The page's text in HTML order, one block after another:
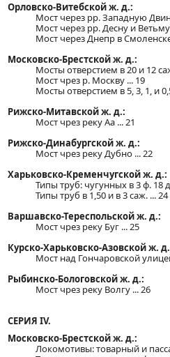
Орловско-Витебской ж. д.:
Мост через рр. Западную
Мост через рр. Десну и Ветьму
Мост через Днепр в
Московско-Брестской ж. д.:
Мосты отверстием в 20 и 12
Мост чрез р. Москву ... 19
Мосты отверстием в 5, 3, 1, и
Рижско-Митавской ж. д.:
Мост чрез реку Аа ... 21
Рижско-Динабургской ж. д.:
Мост чрез реку Дубно ... 22
Харьковско-Кременчугской ж. д.:
Типы труб: чугунных в 3 ф. 18
Типы труб в 1,50 и в 3 саж. ... 24
Варшавско-Тереспольской ж. д.:
Мост чрез реку Буг ... 25
Курско-Харьковско-Азовской ж.
Мост над Гончаровской
Рыбинско-Бологовской ж. д.:
Мост чрез реку Волгу ... 26
СЕРИЯ IV.
Московско-Брестской ж. д.:
Локомотивы: товарный и